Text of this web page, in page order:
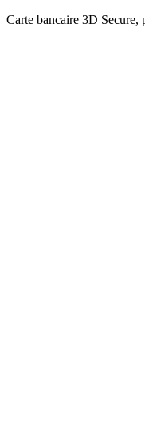
Carte bancaire 3D Secure,